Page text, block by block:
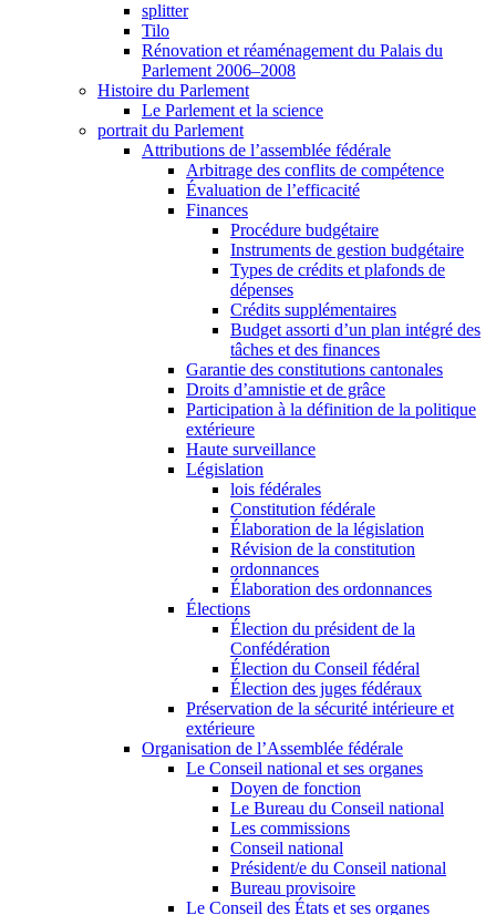
splitter
Tilo
Rénovation et réaménagement du Palais du
Parlement 2006–2008
Histoire du Parlement
Le Parlement et la science
portrait du Parlement
Attributions de l’assemblée fédérale
Arbitrage des conflits de compétence
Évaluation de l’efficacité
Finances
Procédure budgétaire
Instruments de gestion budgétaire
Types de crédits et plafonds de
dépenses
Crédits supplémentaires
Budget assorti d’un plan intégré des
tâches et des finances
Garantie des constitutions cantonales
Droits d’amnistie et de grâce
Participation à la définition de la politique
extérieure
Haute surveillance
Législation
lois fédérales
Constitution fédérale
Élaboration de la législation
Révision de la constitution
ordonnances
Élaboration des ordonnances
Élections
Élection du président de la
Confédération
Élection du Conseil fédéral
Élection des juges fédéraux
Préservation de la sécurité intérieure et
extérieure
Organisation de l’Assemblée fédérale
Le Conseil national et ses organes
Doyen de fonction
Le Bureau du Conseil national
Les commissions
Conseil national
Président/e du Conseil national
Bureau provisoire
Le Conseil des États et ses organes